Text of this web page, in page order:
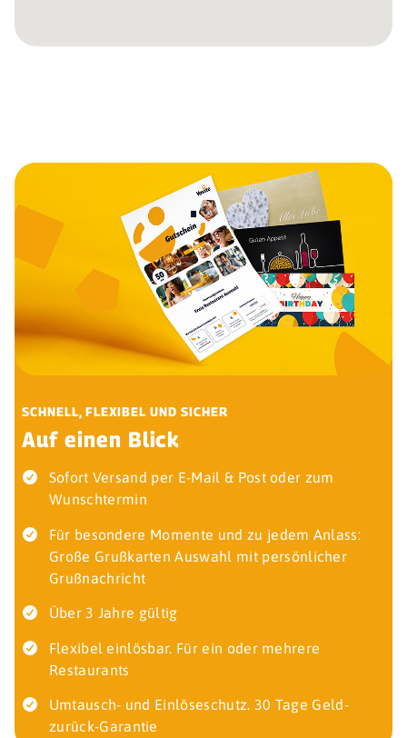
SCHNELL, FLEXIBEL UND SICHER
Auf einen Blick
Sofort Versand per E-Mail & Post oder zum
Wunschtermin
Für besondere Momente und zu jedem Anlass:
Große Grußkarten Auswahl mit persönlicher
Grußnachricht
Über 3 Jahre gültig
Flexibel einlösbar. Für ein oder mehrere
Restaurants
Umtausch- und Einlöseschutz. 30 Tage Geld-
zurück-Garantie